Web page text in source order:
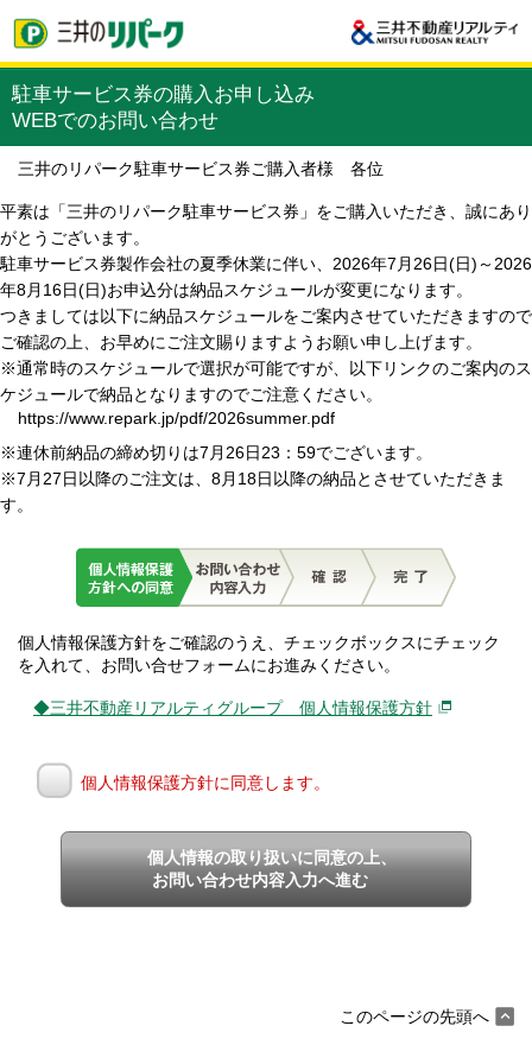
駐車サービス券の購入お申し込み
WEBでのお問い合わせ
三井のリパーク駐車サービス券ご購入者様 各位
平素は「三井のリパーク駐車サービス券」をご購入いただき、誠にあり
がとうございます。
駐車サービス券製作会社の夏季休業に伴い、2026年7月26日(日)～2026
年8月16日(日)お申込分は納品スケジュールが変更になります。
つきましては以下に納品スケジュールをご案内させていただきますので
ご確認の上、お早めにご注文賜りますようお願い申し上げます。
※通常時のスケジュールで選択が可能ですが、以下リンクのご案内のス
ケジュールで納品となりますのでご注意ください。
https://www.repark.jp/pdf/2026summer.pdf
※連休前納品の締め切りは7月26日23：59でございます。
※7月27日以降のご注文は、8月18日以降の納品とさせていただきま
す。
個人情報保護方針をご確認のうえ、チェックボックスにチェック
を入れて、お問い合せフォームにお進みください。
◆三井不動産リアルティグループ 個人情報保護方針
個人情報保護方針に同意します。
個人情報の取り扱いに同意の上、
お問い合わせ内容入力へ進む
このページの先頭へ